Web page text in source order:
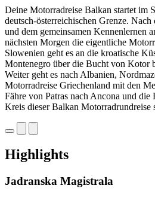
Deine Motorradreise Balkan startet im
deutsch-österreichischen Grenze.
und dem gemeinsamen Kennenlernen
nächsten Morgen die eigentliche
Slowenien geht es an die kroatische
Montenegro über die Bucht von Kotor
Weiter geht es nach Albanien,
Motorradreise Griechenland mit den
Fähre von Patras nach Ancona und
Kreis dieser Balkan Motorradrundreise
Highlights
Jadranska Magistrala